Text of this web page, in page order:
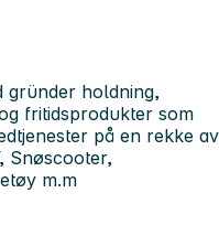
gründer holdning,
fritidsprodukter som
på en rekke av
Snøscooter,
m.m